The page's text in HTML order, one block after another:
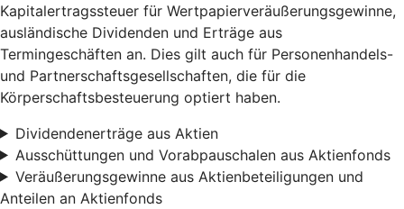
Kapitalertragssteuer für Wertpapierveräußerungsgewinne,
ausländische Dividenden und Erträge aus
Termingeschäften an. Dies gilt auch für Personenhandels-
und Partnerschaftsgesellschaften, die für die
Körperschaftsbesteuerung optiert haben.
Dividendenerträge aus Aktien
Ausschüttungen und Vorabpauschalen aus Aktienfonds
Veräußerungsgewinne aus Aktienbeteiligungen und
Anteilen an Aktienfonds